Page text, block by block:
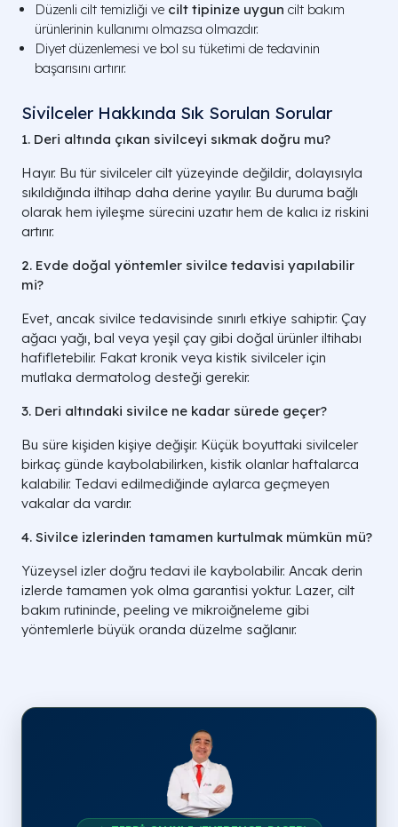
Düzenli cilt temizliği ve cilt tipinize uygun cilt bakım
ürünlerinin kullanımı olmazsa olmazdır.
Diyet düzenlemesi ve bol su tüketimi de tedavinin
başarısını artırır.
Sivilceler Hakkında Sık Sorulan Sorular
1. Deri altında çıkan sivilceyi sıkmak doğru mu?
Hayır. Bu tür sivilceler cilt yüzeyinde değildir, dolayısıyla
sıkıldığında iltihap daha derine yayılır. Bu duruma bağlı
olarak hem iyileşme sürecini uzatır hem de kalıcı iz riskini
artırır.
2. Evde doğal yöntemler sivilce tedavisi yapılabilir
mi?
Evet, ancak sivilce tedavisinde sınırlı etkiye sahiptir. Çay
ağacı yağı, bal veya yeşil çay gibi doğal ürünler iltihabı
hafifletebilir. Fakat kronik veya kistik sivilceler için
mutlaka dermatolog desteği gerekir.
3. Deri altındaki sivilce ne kadar sürede geçer?
Bu süre kişiden kişiye değişir. Küçük boyuttaki sivilceler
birkaç günde kaybolabilirken, kistik olanlar haftalarca
kalabilir. Tedavi edilmediğinde aylarca geçmeyen
vakalar da vardır.
4. Sivilce izlerinden tamamen kurtulmak mümkün mü?
Yüzeysel izler doğru tedavi ile kaybolabilir. Ancak derin
izlerde tamamen yok olma garantisi yoktur. Lazer, cilt
bakım rutininde, peeling ve mikroiğneleme gibi
yöntemlerle büyük oranda düzelme sağlanır.